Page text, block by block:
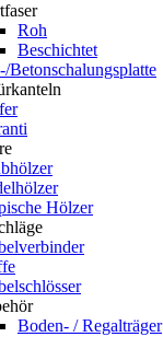
Roh
Beschichtet
Betonschalungsplatte
Hölzer
Boden- / Regalträger